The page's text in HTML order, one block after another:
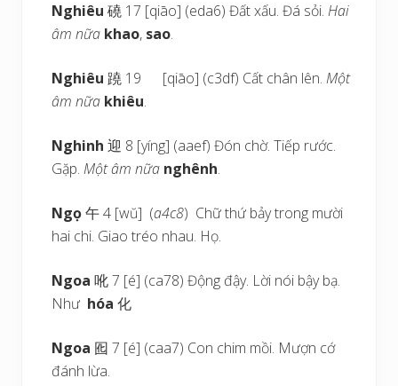
Nghiêu磽 17 [qiāo] (eda6) Đất xấu. Đá sỏi.Hai
âm nữa khao, sao.
Nghiêu 蹺 19 [qiāo] (c3df) Cất chân lên.Một
âm nữa khiêu.
Nghinh迎 8 [yíng] (aaef) Đón chờ. Tiếp rước.
Gặp.Một âm nữa nghênh.
Ngọ午 4 [wŭ] (a4c8) Chữ thứ bảy trong mười
hai chi. Giao tréo nhau. Họ.
Ngoa吪 7 [é] (ca78) Động đậy. Lời nói bậy bạ.
Như hóa 化
Ngoa 囮 7 [é] (caa7) Con chim mồi. Mượn cớ
đánh lừa.